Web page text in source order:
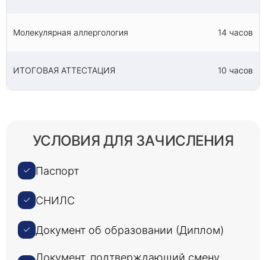
Молекулярная аллергология 14 часов
ИТОГОВАЯ АТТЕСТАЦИЯ 10 часов
УСЛОВИЯ ДЛЯ ЗАЧИСЛЕНИЯ
Паспорт
СНИЛС
Документ об образовании (Диплом)
Документ, подтверждающий смену